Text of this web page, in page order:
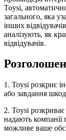
Toysi,
загального, яка
інших
аналізують, як
відвідувачів.
1. Toysi розкриє
або завдання
2. Toysi
надають
можливе ваше